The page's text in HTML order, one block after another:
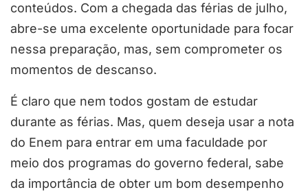
conteúdos. Com a chegada das férias de julho,
abre-se uma excelente oportunidade para focar
nessa preparação, mas, sem comprometer os
momentos de descanso.
É claro que nem todos gostam de estudar
durante as férias. Mas, quem deseja usar a nota
do Enem para entrar em uma faculdade por
meio dos programas do governo federal, sabe
da importância de obter um bom desempenho